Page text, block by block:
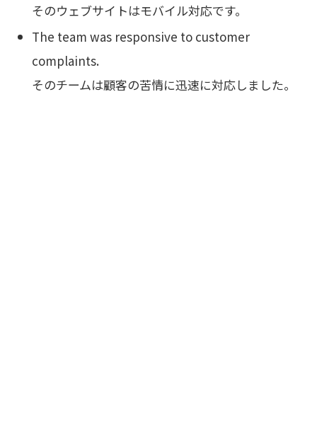
そのウェブサイトはモバイル対応です。
The team was responsive to customer
complaints.
そのチームは顧客の苦情に迅速に対応しました。